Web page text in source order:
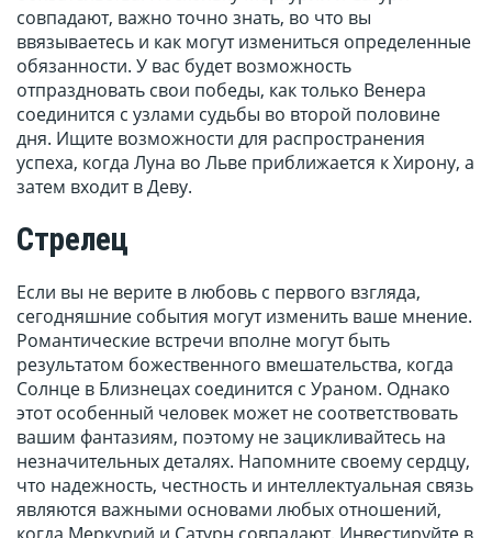
совпадают, важно точно знать, во что вы
ввязываетесь и как могут измениться определенные
обязанности. У вас будет возможность
отпраздновать свои победы, как только Венера
соединится с узлами судьбы во второй половине
дня. Ищите возможности для распространения
успеха, когда Луна во Льве приближается к Хирону, а
затем входит в Деву.
Стрелец
Если вы не верите в любовь с первого взгляда,
сегодняшние события могут изменить ваше мнение.
Романтические встречи вполне могут быть
результатом божественного вмешательства, когда
Солнце в Близнецах соединится с Ураном. Однако
этот особенный человек может не соответствовать
вашим фантазиям, поэтому не зацикливайтесь на
незначительных деталях. Напомните своему сердцу,
что надежность, честность и интеллектуальная связь
являются важными основами любых отношений,